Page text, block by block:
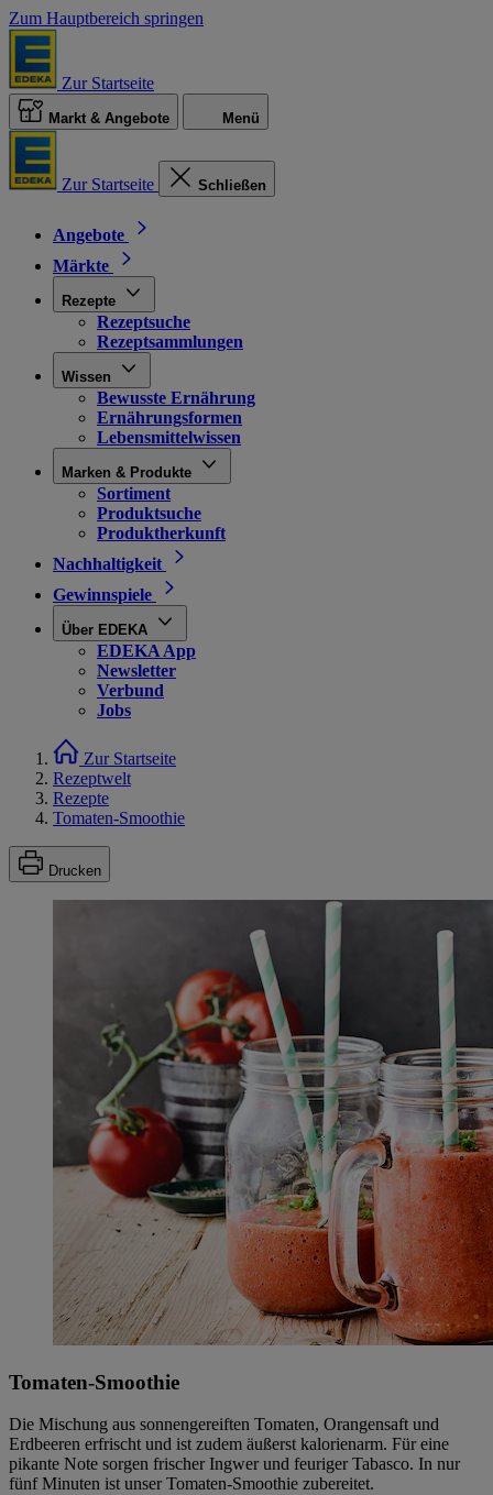
Zum Hauptbereich springen
Zur Startseite
Markt & Angebote Menü
Zur Startseite Schließen
Angebote
Märkte
Rezepte
Rezeptsuche
Rezeptsammlungen
Wissen
Bewusste Ernährung
Ernährungsformen
Lebensmittelwissen
Marken & Produkte
Sortiment
Produktsuche
Produktherkunft
Nachhaltigkeit
Gewinnspiele
Über EDEKA
EDEKA App
Newsletter
Verbund
Jobs
Zur Startseite
Rezeptwelt
Rezepte
Tomaten-Smoothie
Drucken
Tomaten-Smoothie
Die Mischung aus sonnengereiften Tomaten, Orangensaft und
Erdbeeren erfrischt und ist zudem äußerst kalorienarm. Für eine
pikante Note sorgen frischer Ingwer und feuriger Tabasco. In nur
fünf Minuten ist unser Tomaten-Smoothie zubereitet.